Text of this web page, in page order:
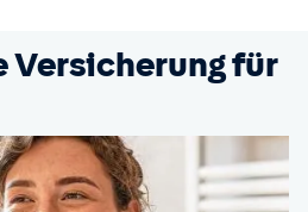
Versicherung für